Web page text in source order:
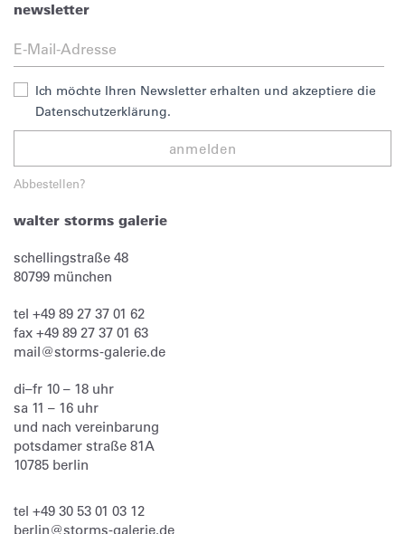
newsletter
Ich möchte Ihren Newsletter erhalten und akzeptiere die
Datenschutzerklärung.
anmelden
Abbestellen?
walter storms galerie
schellingstraße 48
80799 münchen
tel +49 89 27 37 01 62
fax +49 89 27 37 01 63
mail@storms-galerie.de
di–fr 10 – 18 uhr
sa 11 – 16 uhr
und nach vereinbarung
potsdamer straße 81A
10785 berlin
tel +49 30 53 01 03 12
berlin@storms-galerie.de